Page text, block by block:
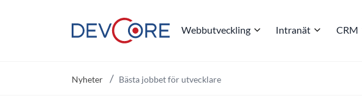
Webbutveckling Intranät CRM
Nyheter Bästa jobbet för utvecklare